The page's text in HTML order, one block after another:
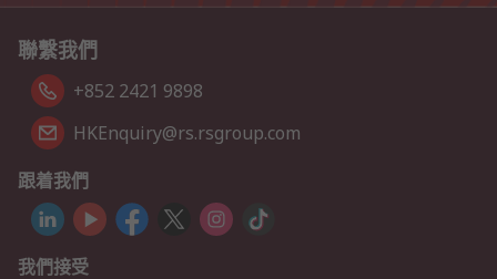
聯繫我們
+852 2421 9898
HKEnquiry@rs.rsgroup.com
跟着我們
我們接受